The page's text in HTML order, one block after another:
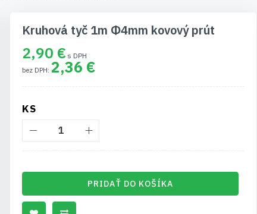
Kruhová tyč 1m Φ4mm kovový prút
2,90 €
2,36 €
KS
PRIDAŤ DO KOŠÍKA